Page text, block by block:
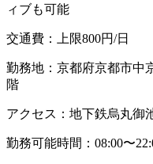
ィブも可能
交通費： 上限800円/日
勤務地： 京都府京都市中
階
アクセス： 地下鉄烏丸御
勤務可能時間： 08:00〜